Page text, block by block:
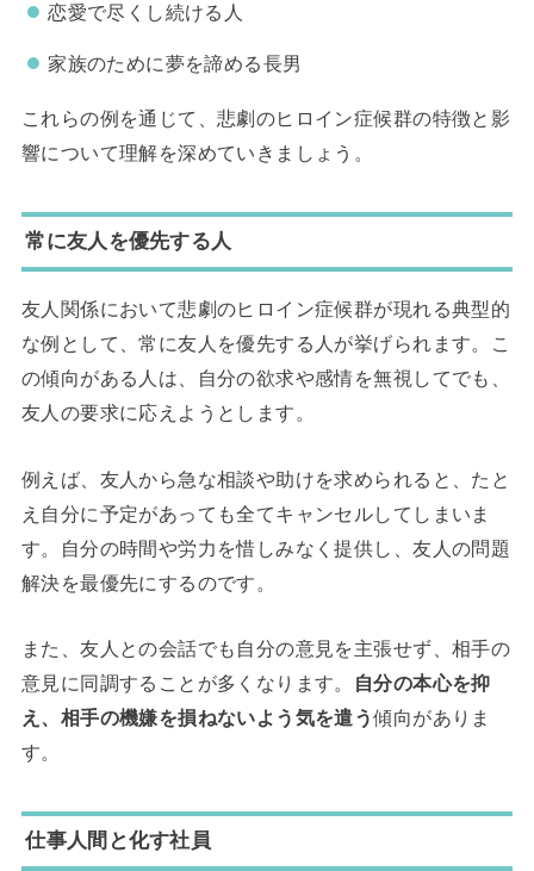
恋愛で尽くし続ける人
家族のために夢を諦める長男
これらの例を通じて、悲劇のヒロイン症候群の特徴と影
響について理解を深めていきましょう。
常に友人を優先する人
友人関係において悲劇のヒロイン症候群が現れる典型的
な例として、常に友人を優先する人が挙げられます。こ
の傾向がある人は、自分の欲求や感情を無視してでも、
友人の要求に応えようとします。
例えば、友人から急な相談や助けを求められると、たと
え自分に予定があっても全てキャンセルしてしまいま
す。自分の時間や労力を惜しみなく提供し、友人の問題
解決を最優先にするのです。
また、友人との会話でも自分の意見を主張せず、相手の
意見に同調することが多くなります。
自分の本心を抑
え、相手の機嫌を損ねないよう気を遣う傾向がありま
す。
仕事人間と化す社員